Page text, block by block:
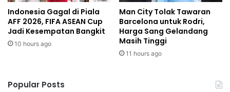
Indonesia Gagal di Piala
AFF 2026, FIFA ASEAN Cup
Jadi Kesempatan Bangkit
10 hours ago
Man City Tolak Tawaran
Barcelona untuk Rodri,
Harga Sang Gelandang
Masih Tinggi
11 hours ago
Popular Posts